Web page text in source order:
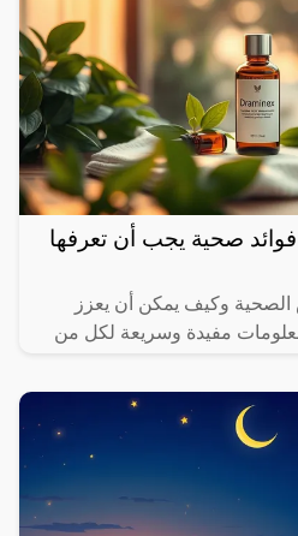
درامينكس: أفضل 5 فوائد صحية يجب أن تعرفها
وكيف يمكن أن يعزز
مفيدة وسريعة لكل من